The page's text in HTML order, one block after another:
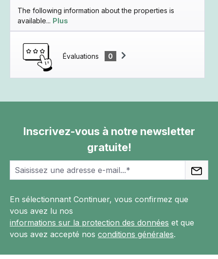
The following information about the properties is
available... Plus
Évaluations 0
Inscrivez-vous à notre newsletter
gratuite!
En sélectionnant Continuer, vous confirmez que
vous avez lu nos
informations sur la protection des données et que
vous avez accepté nos conditions générales.